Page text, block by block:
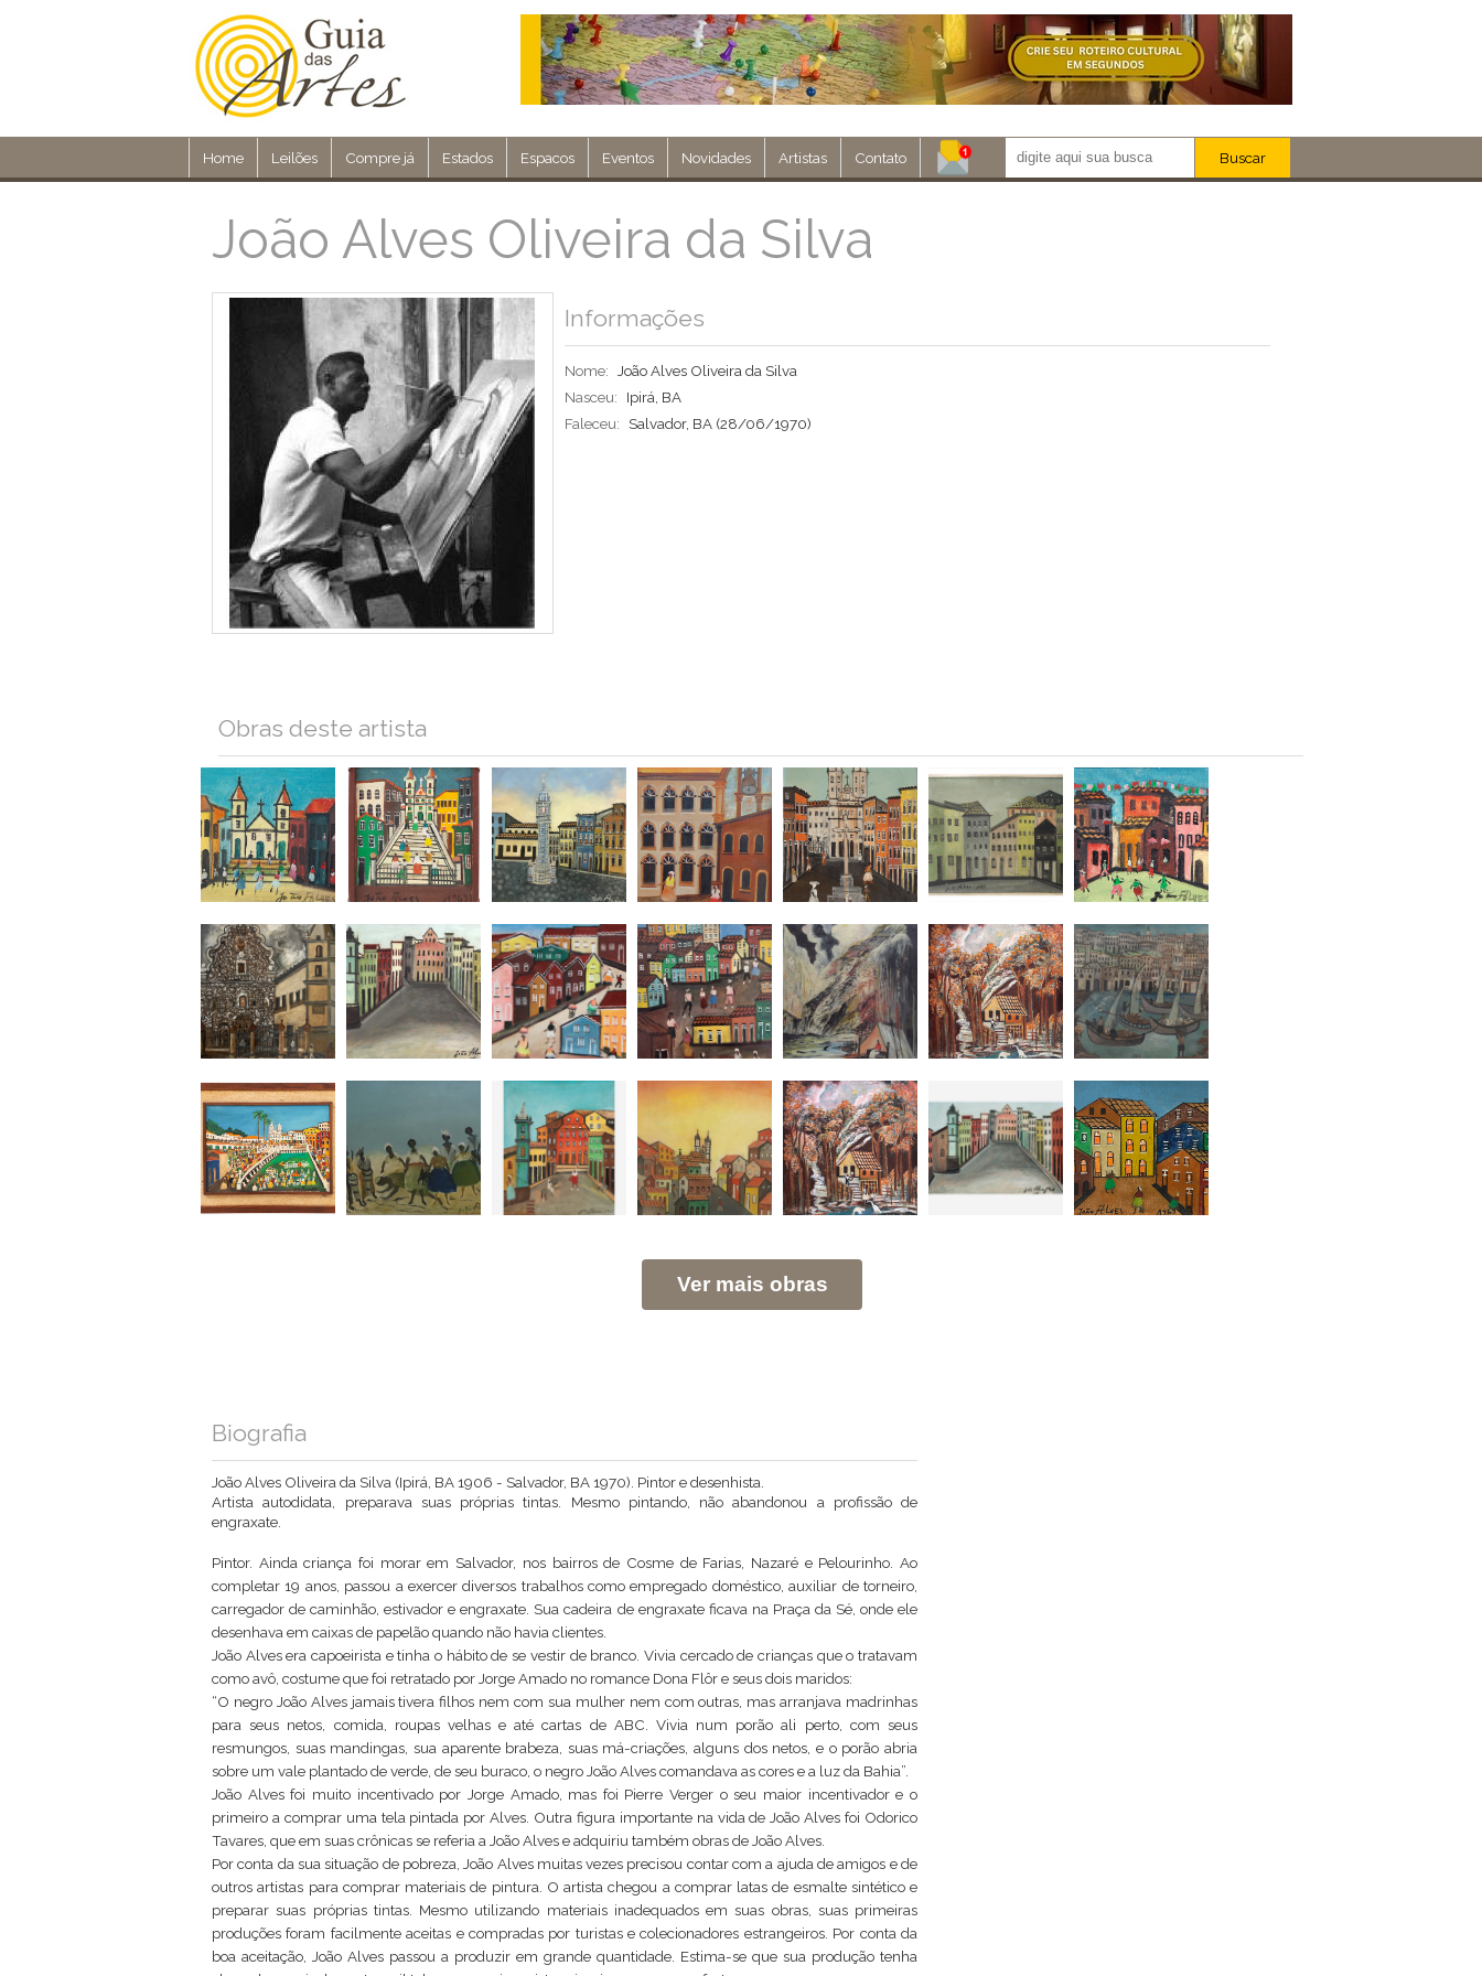
Home Leilões Compre já Estados Espacos Eventos Novidades Artistas Contato Buscar
João Alves Oliveira da Silva
Informações
Nome:
João Alves Oliveira da Silva
Nasceu:
Ipirá, BA
Faleceu:
Salvador, BA (28/06/1970)
Obras deste artista
Ver mais obras
Biografia
João Alves Oliveira da Silva (Ipirá, BA 1906 - Salvador, BA 1970). Pintor e desenhista.
Artista autodidata, preparava suas próprias tintas. Mesmo pintando, não abandonou a profissão de
engraxate.
Pintor. Ainda criança foi morar em Salvador, nos bairros de Cosme de Farias, Nazaré e Pelourinho. Ao
completar 19 anos, passou a exercer diversos trabalhos como empregado doméstico, auxiliar de torneiro,
carregador de caminhão, estivador e engraxate. Sua cadeira de engraxate ficava na Praça da Sé, onde ele
desenhava em caixas de papelão quando não havia clientes.
João Alves era capoeirista e tinha o hábito de se vestir de branco. Vivia cercado de crianças que o tratavam
como avô, costume que foi retratado por Jorge Amado no romance Dona Flôr e seus dois maridos:
“O negro João Alves jamais tivera filhos nem com sua mulher nem com outras, mas arranjava madrinhas
para seus netos, comida, roupas velhas e até cartas de ABC. Vivia num porão ali perto, com seus
resmungos, suas mandingas, sua aparente brabeza, suas má-criações, alguns dos netos, e o porão abria
sobre um vale plantado de verde, de seu buraco, o negro João Alves comandava as cores e a luz da Bahia”.
João Alves foi muito incentivado por Jorge Amado, mas foi Pierre Verger o seu maior incentivador e o
primeiro a comprar uma tela pintada por Alves. Outra figura importante na vida de João Alves foi Odorico
Tavares, que em suas crônicas se referia a João Alves e adquiriu também obras de João Alves.
Por conta da sua situação de pobreza, João Alves muitas vezes precisou contar com a ajuda de amigos e de
outros artistas para comprar materiais de pintura. O artista chegou a comprar latas de esmalte sintético e
preparar suas próprias tintas. Mesmo utilizando materiais inadequados em suas obras, suas primeiras
produções foram facilmente aceitas e compradas por turistas e colecionadores estrangeiros. Por conta da
boa aceitação, João Alves passou a produzir em grande quantidade. Estima-se que sua produção tenha